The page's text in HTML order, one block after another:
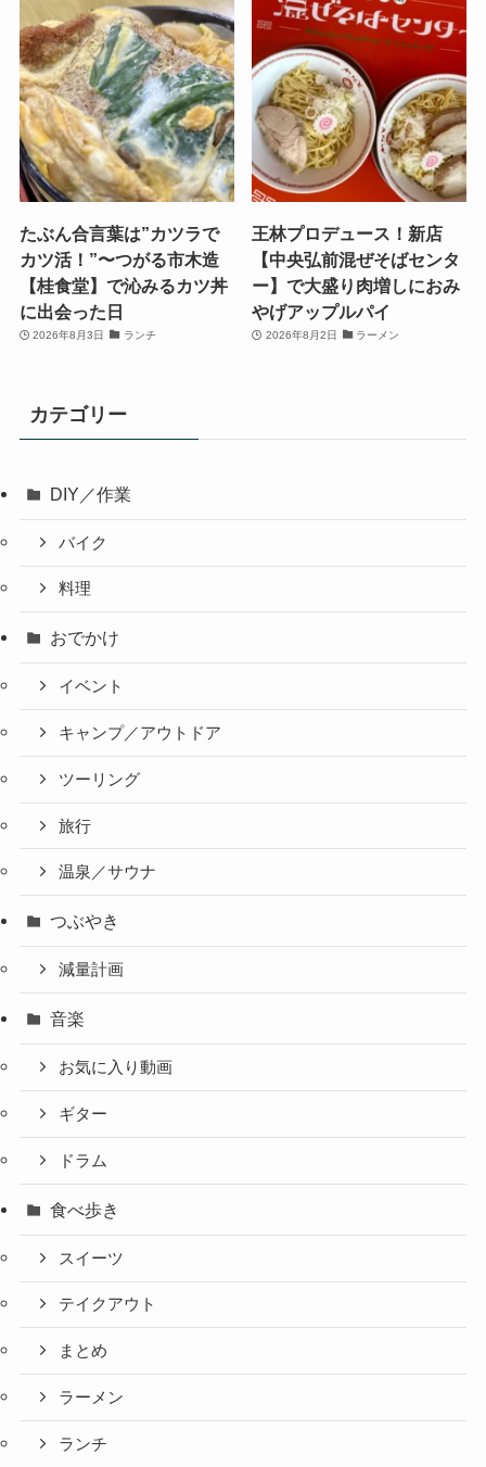
たぶん合言葉は”カツラで
カツ活！”〜つがる市木造
【桂食堂】で沁みるカツ丼
に出会った日
2026年8月3日 ランチ
王林プロデュース！新店
【中央弘前混ぜそばセンタ
ー】で大盛り肉増しにおみ
やげアップルパイ
2026年8月2日 ラーメン
カテゴリー
DIY／作業
バイク
料理
おでかけ
イベント
キャンプ／アウトドア
ツーリング
旅行
温泉／サウナ
つぶやき
減量計画
音楽
お気に入り動画
ギター
ドラム
食べ歩き
スイーツ
テイクアウト
まとめ
ラーメン
ランチ